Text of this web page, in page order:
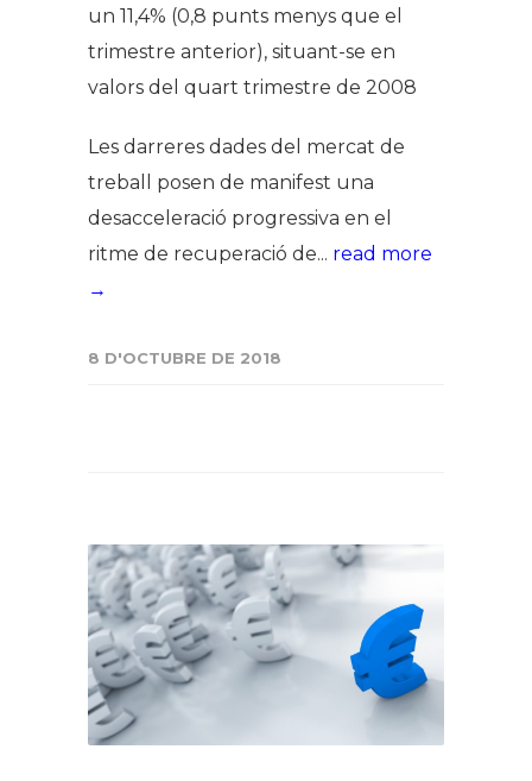
un 11,4% (0,8 punts menys que el
trimestre anterior), situant-se en
valors del quart trimestre de 2008
Les darreres dades del mercat de
treball posen de manifest una
desacceleració progressiva en el
ritme de recuperació de... read more
→
8 D'OCTUBRE DE 2018